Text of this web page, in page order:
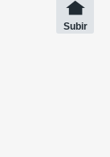
Subir